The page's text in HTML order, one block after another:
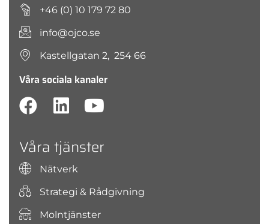
+46 (0) 10 179 72 80
info@ojco.se
Kastellgatan 2, 254 66
Våra sociala kanaler
Våra tjänster
Nätverk
Strategi & Rådgivning
Molntjänster